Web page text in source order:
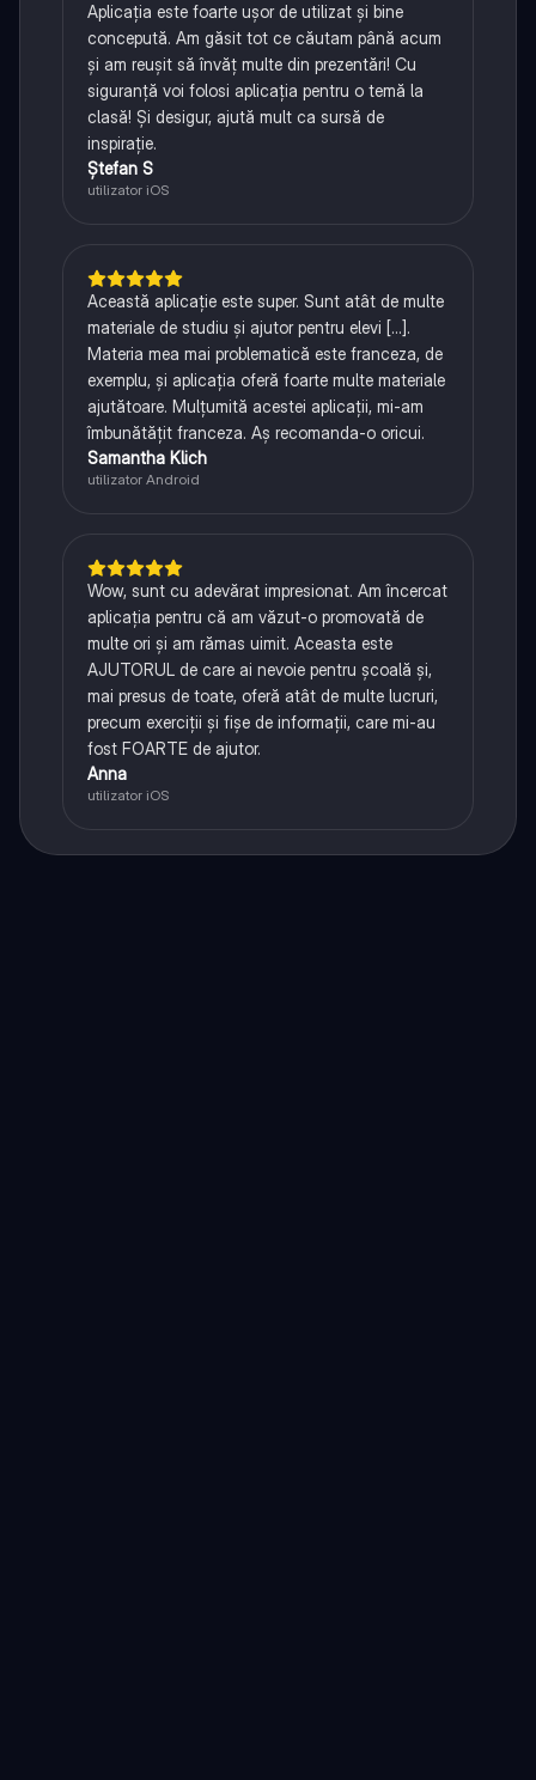
Aplicația este foarte ușor de utilizat și bine
concepută. Am găsit tot ce căutam până acum
și am reușit să învăț multe din prezentări! Cu
siguranță voi folosi aplicația pentru o temă la
clasă! Și desigur, ajută mult ca sursă de
inspirație.
Ștefan S
utilizator iOS
Această aplicație este super. Sunt atât de multe
materiale de studiu și ajutor pentru elevi [...].
Materia mea mai problematică este franceza, de
exemplu, și aplicația oferă foarte multe materiale
ajutătoare. Mulțumită acestei aplicații, mi-am
îmbunătățit franceza. Aș recomanda-o oricui.
Samantha Klich
utilizator Android
Wow, sunt cu adevărat impresionat. Am încercat
aplicația pentru că am văzut-o promovată de
multe ori și am rămas uimit. Aceasta este
AJUTORUL de care ai nevoie pentru școală și,
mai presus de toate, oferă atât de multe lucruri,
precum exerciții și fișe de informații, care mi-au
fost FOARTE de ajutor.
Anna
utilizator iOS